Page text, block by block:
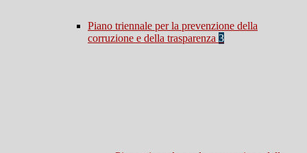
Piano triennale per la prevenzione della
corruzione e della trasparenza 3